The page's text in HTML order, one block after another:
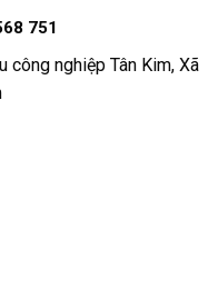
751
công nghiệp Tân Kim, Xã